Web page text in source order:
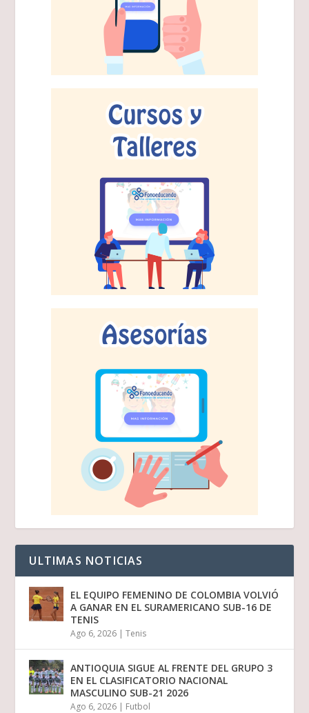
ULTIMAS NOTICIAS
EL EQUIPO FEMENINO DE COLOMBIA VOLVIÓ
A GANAR EN EL SURAMERICANO SUB-16 DE
TENIS
Ago 6, 2026 |Tenis
ANTIOQUIA SIGUE AL FRENTE DEL GRUPO 3
EN EL CLASIFICATORIO NACIONAL
MASCULINO SUB-21 2026
Ago 6, 2026 | Futbol